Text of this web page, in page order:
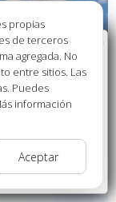
está usted
your in the
propias
de terceros
agregada. No
entre sitios. Las
Puedes
información
Aceptar